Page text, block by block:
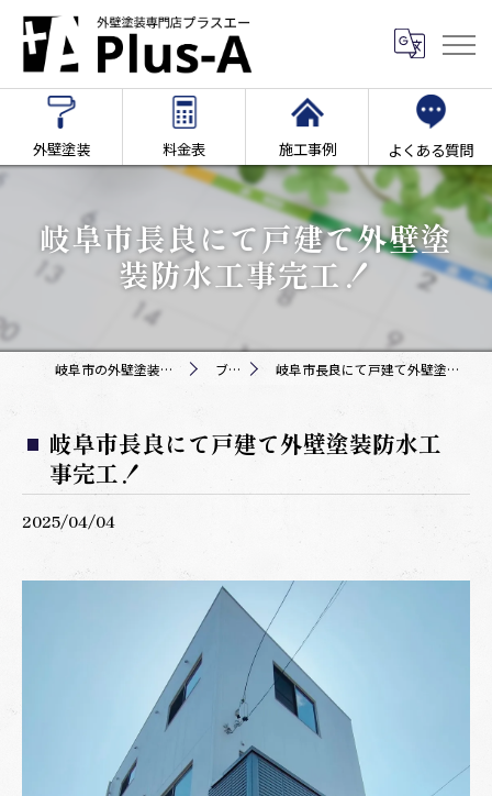
外壁塗装 料金表 施工事例 よくある質問
岐阜市長良にて戸建て外壁塗
装防水工事完工！
岐阜市の外壁塗装専門店Plus-A ブログ 岐阜市長良にて戸建て外壁塗装防水工事完工！
岐阜市長良にて戸建て外壁塗装防水工
事完工！
2025/04/04